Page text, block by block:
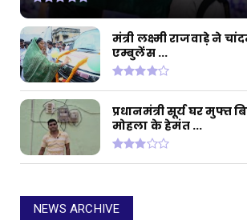
मंत्री लक्ष्मी राजवाड़े ने
एम्बुलेंस ...
प्रधानमंत्री सूर्य घर मुफ्त
मोहला के हेमंत ...
NEWS ARCHIVE